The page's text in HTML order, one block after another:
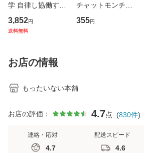
学 自律し協働する
専門職の看護マネ
ジメントスキル 改
恵 藤本幸三 / 南江
堂 [単行
3,852円
送料無料
チャットモンチー /
キューンレコード
[CD]【メール便送
355円
お店の情報
もったいない本舗
お店の評価： 4.7点 (830件)
連絡・応対
4.7
配送スピード
4.6